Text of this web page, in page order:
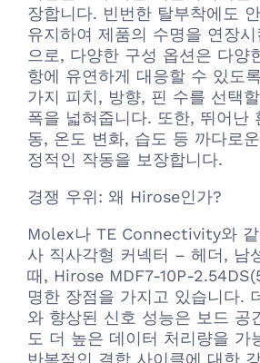
장합니다. 빈번한 탈부착에도
유지하여 제품의 수명을 연장
으로, 다양한 구성 옵션은 다양
항에 유연하게 대응할 수 있도
가지 피치, 방향, 핀 수를 선택
폭을 넓혀줍니다. 또한, 뛰어난
동, 온도 변화, 습도 등 까다로
정적인 작동을 보장합니다.
경쟁 우위: 왜 Hirose인가?
Molex나 TE Connectivity와
사 직사각형 커넥터 – 헤더, 남
때, Hirose MDF7-10P-
명한 장점을 가지고 있습니다.
와 향상된 신호 성능은 보드 공
도 더 높은 데이터 처리량을 가
반복적인 결합 사이클에 대한